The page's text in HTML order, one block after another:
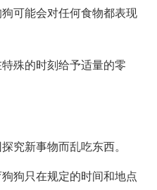
可能会对任何食物都表现
殊的时刻给予适量的零
究新事物而乱吃东西。
狗只在规定的时间和地点